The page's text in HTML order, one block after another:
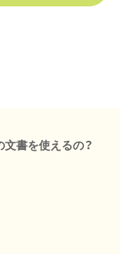
書を使えるの？